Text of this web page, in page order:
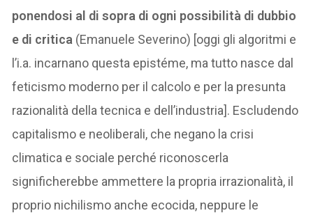
ponendosi al di sopra di ogni possibilità di dubbio
e di critica (Emanuele Severino) [oggi gli algoritmi e
l’i.a. incarnano questa epistéme, ma tutto nasce dal
feticismo moderno per il calcolo e per la presunta
razionalità della tecnica e dell’industria]. Escludendo
capitalismo e neoliberali, che negano la crisi
climatica e sociale perché riconoscerla
significherebbe ammettere la propria irrazionalità, il
proprio nichilismo anche ecocida, neppure le